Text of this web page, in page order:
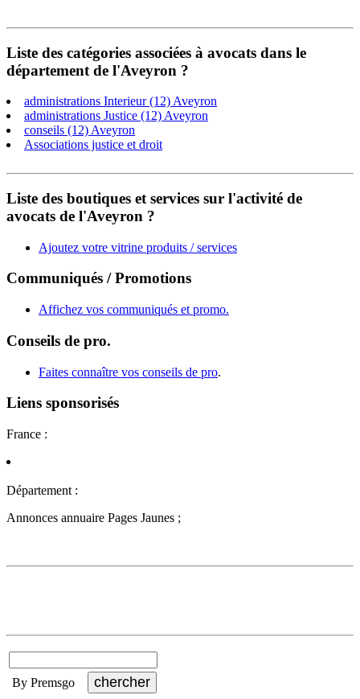
Liste des catégories associées à avocats dans le
département de l'Aveyron ?
administrations Interieur (12) Aveyron
administrations Justice (12) Aveyron
conseils (12) Aveyron
Associations justice et droit
Liste des boutiques et services sur l'activité de
avocats de l'Aveyron ?
Ajoutez votre vitrine produits / services
Communiqués / Promotions
Affichez vos communiqués et promo.
Conseils de pro.
Faites connaître vos conseils de pro.
Liens sponsorisés
France :
Département :
Annonces annuaire Pages Jaunes ;
By Premsgo